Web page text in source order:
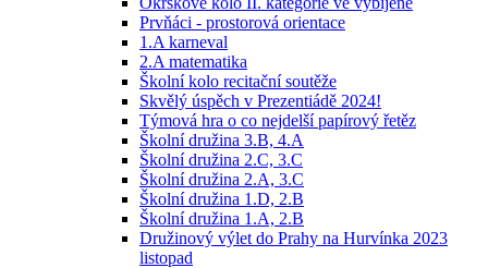
Prvňáci - prostorová orientace
1.A karneval
2.A matematika
Školní kolo recitační soutěže
Skvělý úspěch v Prezentiádě 2024!
Týmová hra o co nejdelší papírový řetěz
Školní družina 3.B, 4.A
Školní družina 2.C, 3.C
Školní družina 2.A, 3.C
Školní družina 1.D, 2.B
Školní družina 1.A, 2.B
Družinový výlet do Prahy na Hurvínka 2023
listopad